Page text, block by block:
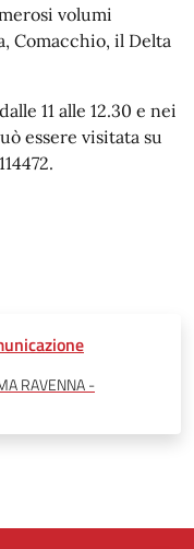
volumi
Comacchio, il Delta
11 alle 12.30 e nei
essere visitata su
RAVENNA -